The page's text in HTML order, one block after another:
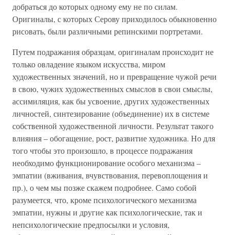
добраться до которых одному ему не по силам.
Оригиналы, с которых Серову приходилось обыкновенно
рисовать, были различными репинскими портретами.
Путем подражания образцам, оригиналам происходит не
только овладение языком искусства, миром
художественных значений, но и превращение чужой речи
в свою, чужих художественных смыслов в свои смыслы,
ассимиляция, как бы усвоение, других художественных
личностей, синтезирование (объединение) их в системе
собственной художественной личности. Результат такого
влияния – обогащение, рост, развитие художника. Но для
того чтобы это произошло, в процессе подражания
необходимо функционирование особого механизма –
эмпатии (вживания, вчувствования, перевоплощения и
пр.), о чем мы позже скажем подробнее. Само собой
разумеется, что, кроме психологического механизма
эмпатии, нужны и другие как психологические, так и
непсихологические предпосылки и условия,